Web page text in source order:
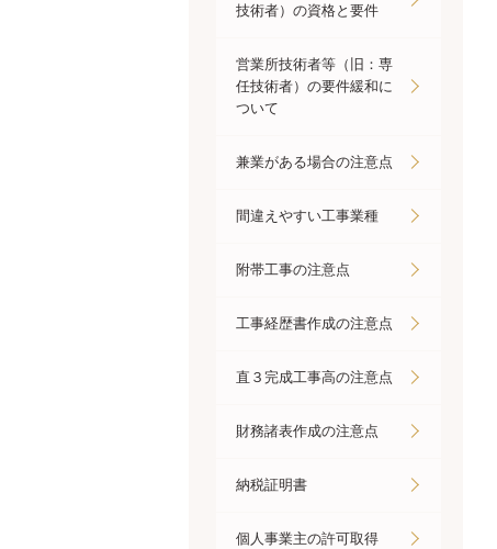
技術者）の資格と要件
営業所技術者等（旧：専
任技術者）の要件緩和に
ついて
兼業がある場合の注意点
間違えやすい工事業種
附帯工事の注意点
工事経歴書作成の注意点
直３完成工事高の注意点
財務諸表作成の注意点
納税証明書
個人事業主の許可取得